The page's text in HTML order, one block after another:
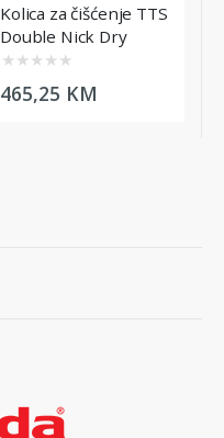
Kolica za čišćenje TTS
Double Nick Dry
★ ★ ★ ★ ★
465,25 KM